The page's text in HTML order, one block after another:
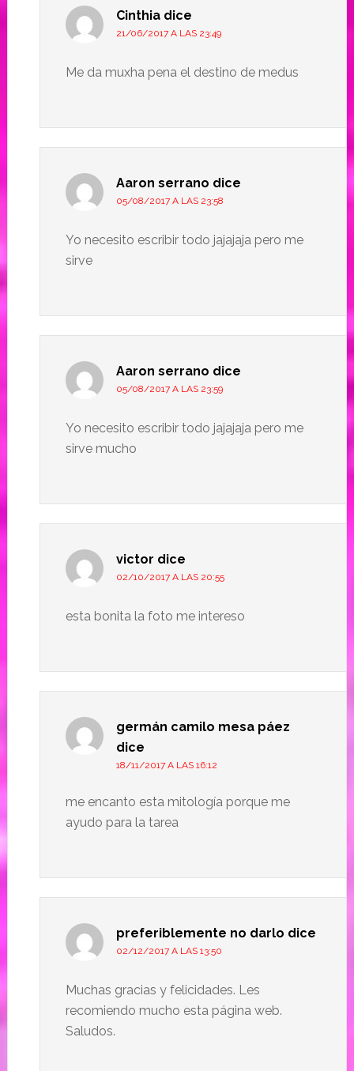
Cinthia dice
21/06/2017 A LAS 23:49
Me da muxha pena el destino de medus
Aaron serrano dice
05/08/2017 A LAS 23:58
Yo necesito escribir todo jajajaja pero me
sirve
Aaron serrano dice
05/08/2017 A LAS 23:59
Yo necesito escribir todo jajajaja pero me
sirve mucho
victor dice
02/10/2017 A LAS 20:55
esta bonita la foto me intereso
germán camilo mesa páez
dice
18/11/2017 A LAS 16:12
me encanto esta mitología porque me
ayudo para la tarea
preferiblemente no darlo dice
02/12/2017 A LAS 13:50
Muchas gracias y felicidades. Les
recomiendo mucho esta página web.
Saludos.